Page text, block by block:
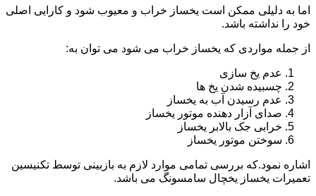
اما به دلیلی ممکن است یخساز خراب و معیوب شود و کارایی اصلی
خود را نداشته باشد.
از جمله مواردی که یخساز خراب می شود می توان به:
عدم یخ سازی
چسبیده شدن یخ ها
عدم رسیدن آب به یخساز
صدای آزار دهنده موتور یخساز
خرابی جک بالابر یخساز
سوختن موتور یخساز
اشاره نمود.که بررسی تمامی موارد لازم به بازبینی توسط تکنیسین
تعمیرات یخساز یخچال سامسونگ می باشد.